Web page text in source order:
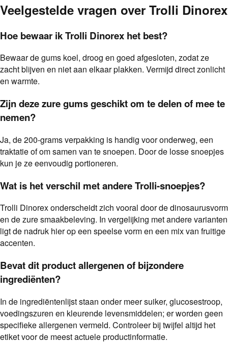
Veelgestelde vragen over Trolli Dinorex
Hoe bewaar ik Trolli Dinorex het best?
Bewaar de gums koel, droog en goed afgesloten, zodat ze
zacht blijven en niet aan elkaar plakken. Vermijd direct zonlicht
en warmte.
Zijn deze zure gums geschikt om te delen of mee te
nemen?
Ja, de 200-grams verpakking is handig voor onderweg, een
traktatie of om samen van te snoepen. Door de losse snoepjes
kun je ze eenvoudig portioneren.
Wat is het verschil met andere Trolli-snoepjes?
Trolli Dinorex onderscheidt zich vooral door de dinosaurusvorm
en de zure smaakbeleving. In vergelijking met andere varianten
ligt de nadruk hier op een speelse vorm en een mix van fruitige
accenten.
Bevat dit product allergenen of bijzondere
ingrediënten?
In de ingrediëntenlijst staan onder meer suiker, glucosestroop,
voedingszuren en kleurende levensmiddelen; er worden geen
specifieke allergenen vermeld. Controleer bij twijfel altijd het
etiket voor de meest actuele productinformatie.